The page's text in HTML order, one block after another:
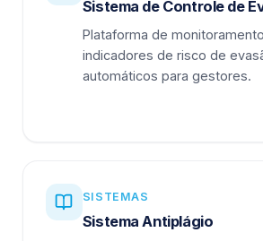
Sistema de Controle de
Plataforma de
indicadores de risco de
automáticos para gestores.
SISTEMAS
Sistema Antiplágio